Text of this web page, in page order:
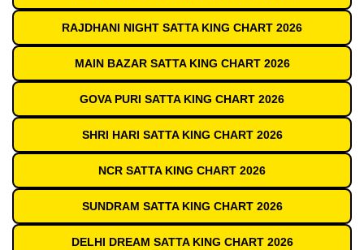
RAJDHANI NIGHT SATTA KING CHART 2026
MAIN BAZAR SATTA KING CHART 2026
GOVA PURI SATTA KING CHART 2026
SHRI HARI SATTA KING CHART 2026
NCR SATTA KING CHART 2026
SUNDRAM SATTA KING CHART 2026
DELHI DREAM SATTA KING CHART 2026